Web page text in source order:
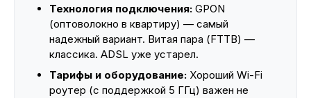
Технология подключения: GPON
(оптоволокно в квартиру) — самый
надежный вариант. Витая пара (FTTB) —
классика. ADSL уже устарел.
Тарифы и оборудование: Хороший Wi-Fi
роутер (с поддержкой 5 ГГц) важен не